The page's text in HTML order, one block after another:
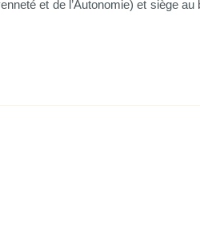
et de l’Autonomie) et siège